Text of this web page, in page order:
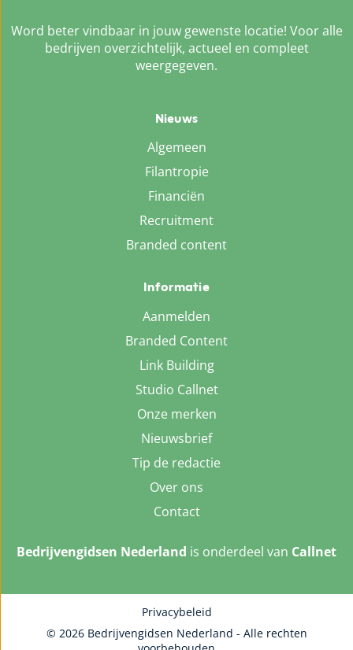
Word beter vindbaar in jouw gewenste locatie! Voor alle
bedrijven overzichtelijk, actueel en compleet
weergegeven.
Nieuws
Algemeen
Filantropie
Financiën
Recruitment
Branded content
Informatie
Aanmelden
Branded Content
Link Building
Studio Callnet
Onze merken
Nieuwsbrief
Tip de redactie
Over ons
Contact
Bedrijvengidsen Nederland is onderdeel van Callnet
© 2026 Bedrijvengidsen Nederland - Alle rechten
Privacybeleid